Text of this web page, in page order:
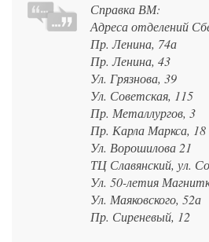
Справка ВМ:
Адреса отделений
Пр. Ленина, 74а
Пр. Ленина, 43
Ул. Грязнова, 39
Ул. Советская, 115
Пр. Металлургов, 3
Пр. Карла Маркса, 18
Ул. Ворошилова 21
ТЦ Славянский, ул.
Ул. 50-летия
Ул. Маяковского, 52а
Пр. Сиреневый, 12